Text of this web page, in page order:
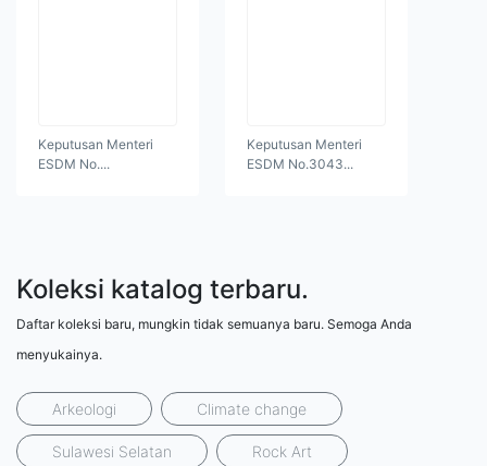
Keputusan Menteri
ESDM No....
Keputusan Menteri
ESDM No.3043...
Koleksi katalog terbaru.
Daftar koleksi baru, mungkin tidak semuanya baru. Semoga Anda
menyukainya.
Arkeologi Climate change
Sulawesi Selatan Rock Art